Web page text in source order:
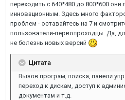
переходить с 640*480 до 800*600
инновационным. Здесь много
проблем - оставайтесь на 7 и
пользователи-первопроходцы. Да,
не болезнь новых версий
Цитата
Вызов програм, поиска, панели
переход к дискам, доступ к
документам и т.д.